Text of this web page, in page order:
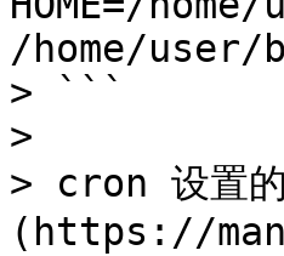
/home/user/
> ```
>
> cron 设置
(https://